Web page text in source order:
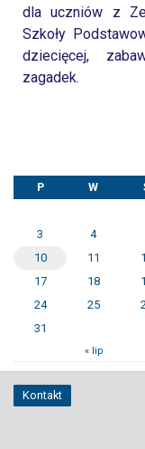
dlauczniów z
Szkoły
dziecięcej,
zagadek.
P W
3
4
10
11
17
18
24
25
31
« lip
Kontakt